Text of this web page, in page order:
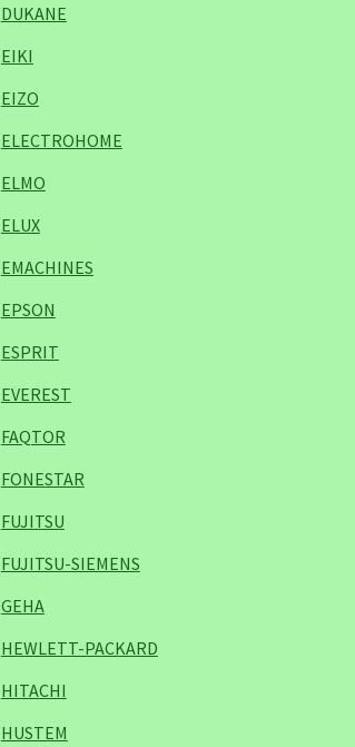
DUKANE
EIKI
EIZO
ELECTROHOME
ELMO
ELUX
EMACHINES
EPSON
ESPRIT
EVEREST
FAQTOR
FONESTAR
FUJITSU
FUJITSU-SIEMENS
GEHA
HEWLETT-PACKARD
HITACHI
HUSTEM